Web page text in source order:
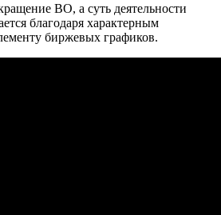
BO, а суть деятельности
благодаря характерным
биржевых графиков.